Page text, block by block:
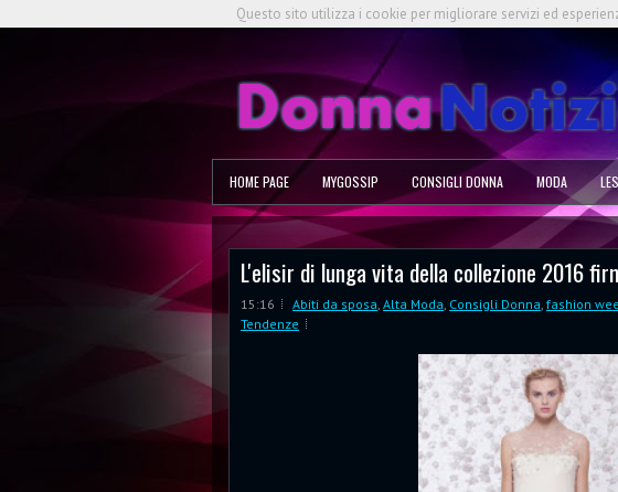
HOME PAGE MYGOSSIP CONSIGLI DONNA MODA
L'elisir di lunga vita della collezione 2016
15:16 Abiti da sposa, Alta Moda, Consigli Donna, fashion
Tendenze
Questo sito utilizza i cookie per migliorare servizi ed